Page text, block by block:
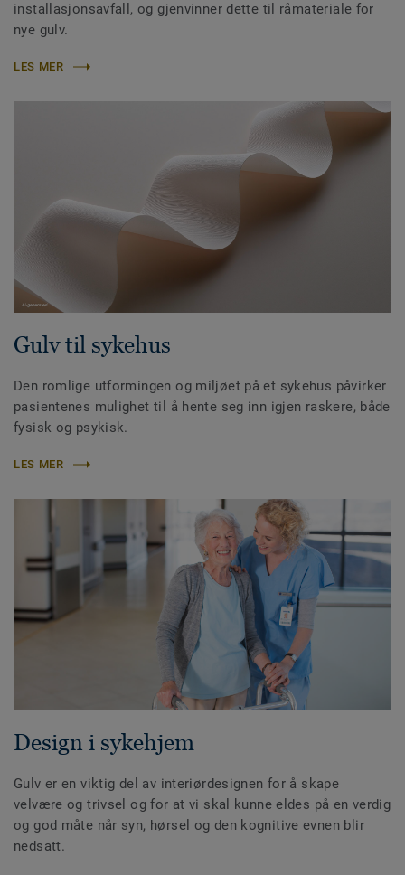
installasjonsavfall, og gjenvinner dette til råmateriale for
nye gulv.
LES MER
Gulv til sykehus
Den romlige utformingen og miljøet på et sykehus påvirker
pasientenes mulighet til å hente seg inn igjen raskere, både
fysisk og psykisk.
LES MER
Design i sykehjem
Gulv er en viktig del av interiørdesignen for å skape
velvære og trivsel og for at vi skal kunne eldes på en verdig
og god måte når syn, hørsel og den kognitive evnen blir
nedsatt.